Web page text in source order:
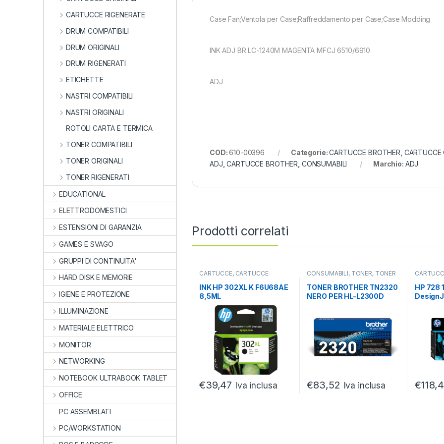
Case Fan;Ventola per Case;Raffreddamento per Case;Case Modding
INK ADJ BR LC-1240M MAGENTA MFCJ 6510/6910
ADJ
COD:610-00396 Categorie:CARTUCCE BROTHER CARTUCCE
ADJ ,CARTUCCE BROTHER CONSUMABILI Marchio: ADJ
Prodotti correlati
CARTUCCE, CARTUCCE
INK HP 302XL K F6U68AE
8,5ML
€39,47 Iva inclusa
CONSUMABILI, TONER, TONER
TONER BROTHER TN2320
NERO PER HL-L2300D
€83,52 Iva inclusa
HP 728
€
CARTUCCE RIGENERATE
DRUM COMPATIBILI
DRUM ORIGINALI
DRUM RIGENERATI
ETICHETTE
NASTRI COMPATIBILI
NASTRI ORIGINALI
ROTOLI CARTA E TERMICA
TONER COMPATIBILI
TONER ORIGINALI
TONER RIGENERATI
EDUCATIONAL
ELETTRODOMESTICI
ESTENSIONI DI GARANZIA
GAMES E SVAGO
GRUPPI DI CONTINUITA'
HARD DISK E MEMORIE
IGIENE E PROTEZIONE
ILLUMINAZIONE
MATERIALE ELETTRICO
MONITOR
NETWORKING
NOTEBOOK ULTRABOOK TABLET
OFFICE
PC ASSEMBLATI
PC/WORKSTATION